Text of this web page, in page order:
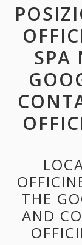
SPA
THE
AND